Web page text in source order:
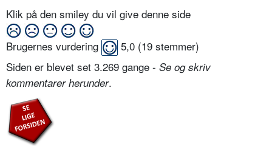
Klik på den smiley du vil give denne side
Brugernes vurdering 5,0 (19 stemmer)
Siden er blevet set 3.269 gange - Se og skriv
kommentarer herunder.